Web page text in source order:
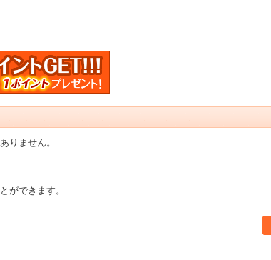
りません。
ができます。